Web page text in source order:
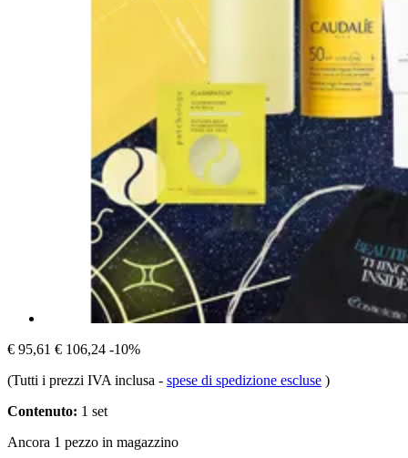
€ 95,61 € 106,24 -10%
(Tutti i prezzi IVA inclusa - spese di spedizione escluse )
Contenuto: 1 set
Ancora 1 pezzo in magazzino